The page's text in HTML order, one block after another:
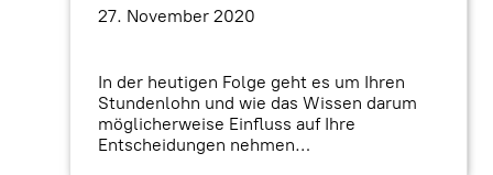
27. November 2020
In der heutigen Folge geht es um Ihren
Stundenlohn und wie das Wissen darum
möglicherweise Einfluss auf Ihre
Entscheidungen nehmen…